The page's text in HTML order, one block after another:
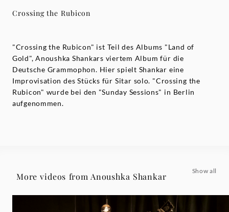
Shankar
Deutsche
Grammophon
Crossing the Rubicon
"Crossing the Rubicon" ist Teil des Albums "Land of
Gold", Anoushka Shankars viertem Album für die
Deutsche Grammophon. Hier spielt Shankar eine
Improvisation des Stücks für Sitar solo. "Crossing the
Rubicon" wurde bei den "Sunday Sessions" in Berlin
aufgenommen.
More videos from Anoushka Shankar
Show all